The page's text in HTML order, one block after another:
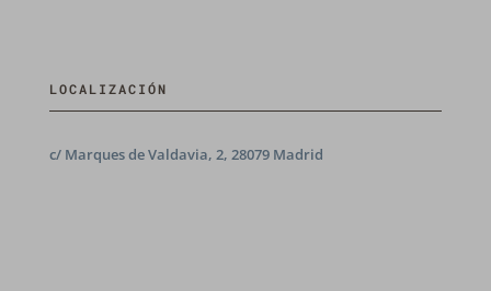
LOCALIZACIÓN
c/ Marques de Valdavia, 2, 28079 Madrid